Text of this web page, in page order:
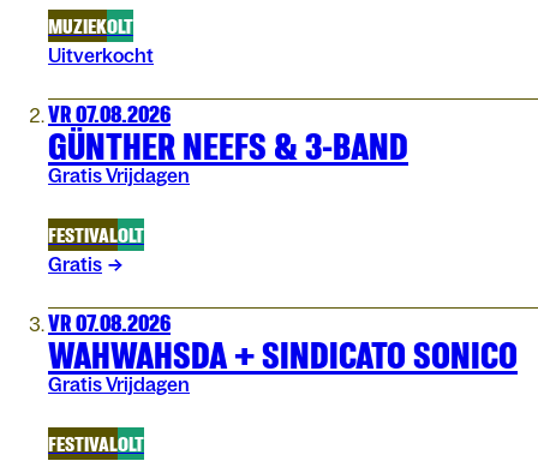
MUZIEKOLT
Uitverkocht
VR 07.08.2026
GÜNTHER NEEFS & 3-BAND
Gratis Vrijdagen
FESTIVALOLT
Gratis
VR 07.08.2026
WAHWAHSDA + SINDICATO SONICO
Gratis Vrijdagen
FESTIVALOLT